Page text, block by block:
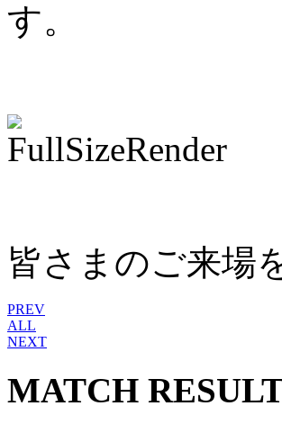
す。
皆さまのご来場
PREV
ALL
NEXT
MATCH